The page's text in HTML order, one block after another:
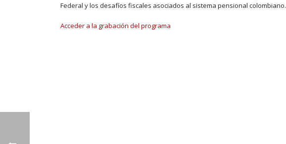
Federal y los desafíos fiscales asociados al sistema pensional colombiano.
Acceder a la grabación del programa